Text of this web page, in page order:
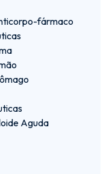
fármaco
Aguda
de Saúde